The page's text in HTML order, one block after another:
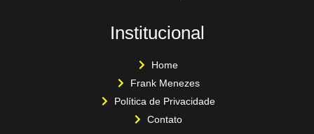
Institucional
Home
Frank Menezes
Política de Privacidade
Contato